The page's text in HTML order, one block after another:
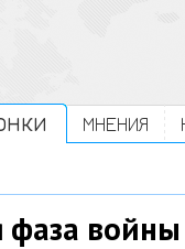
МНЕНИЯ
войны